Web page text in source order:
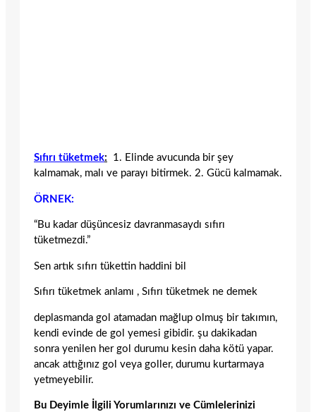
Sıfırı tüketmek: 1. Elinde avucunda bir şey
kalmamak, malı ve parayı bitirmek. 2. Gücü kalmamak.
ÖRNEK:
“Bu kadar düşüncesiz davranmasaydı sıfırı
tüketmezdi.”
Sen artık sıfırı tükettin haddini bil
Sıfırı tüketmek anlamı , Sıfırı tüketmek ne demek
deplasmanda gol atamadan mağlup olmuş bir takımın,
kendi evinde de gol yemesi gibidir. şu dakikadan
sonra yenilen her gol durumu kesin daha kötü yapar.
ancak attığınız gol veya goller, durumu kurtarmaya
yetmeyebilir.
Bu Deyimle İlgili Yorumlarınızı ve Cümlelerinizi